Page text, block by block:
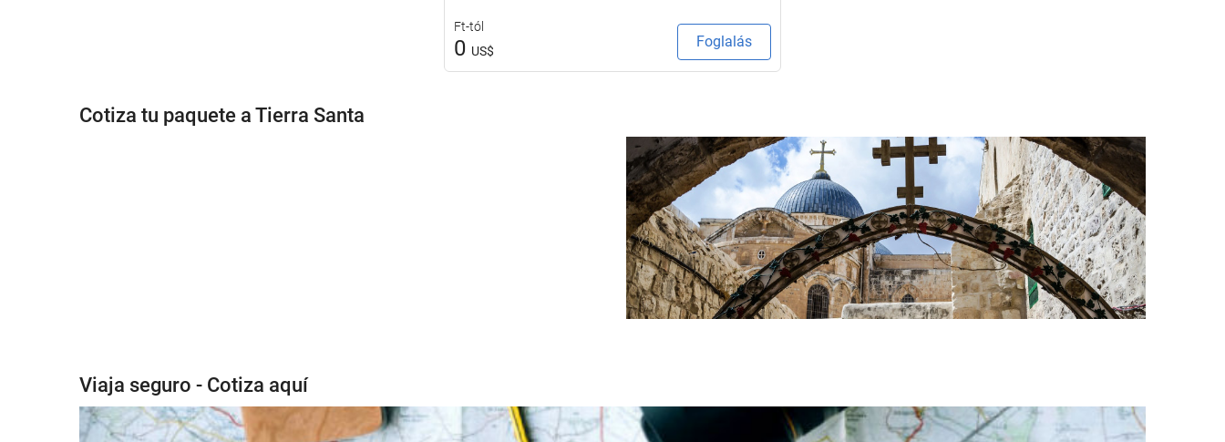
Ft-tól
0 US$
Foglalás
Cotiza tu paquete a Tierra Santa
Viaja seguro - Cotiza aquí